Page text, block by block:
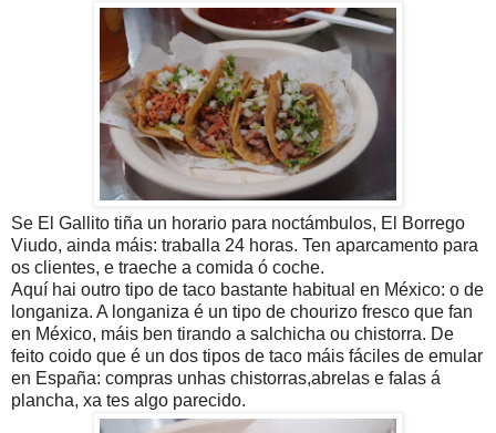
Se El Gallito tiña un horario para noctámbulos, El Borrego
Viudo, ainda máis: traballa 24 horas. Ten aparcamento para
os clientes, e traeche a comida ó coche.
Aquí hai outro tipo de taco bastante habitual en México: o de
longaniza. A longaniza é un tipo de chourizo fresco que fan
en México, máis ben tirando a salchicha ou chistorra. De
feito coido que é un dos tipos de taco máis fáciles de emular
en España: compras unhas chistorras,abrelas e falas á
plancha, xa tes algo parecido.